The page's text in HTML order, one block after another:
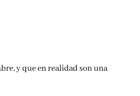
y que en realidad son una